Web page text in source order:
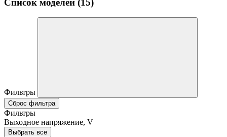
Список моделей (15)
Фильтры
Сброс фильтра
Фильтры
Выходное напряжение, V
Выбрать все